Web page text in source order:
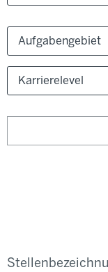
Aufgabengebiet
Karrierelevel